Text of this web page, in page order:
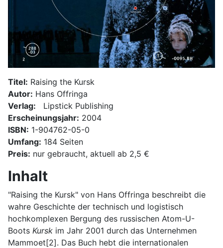
Titel: Raising the Kursk
Autor: Hans Offringa
Verlag:
Lipstick Publishing
Erscheinungsjahr: 2004
ISBN: 1-904762-05-0
Umfang: 184 Seiten
Preis: nur gebraucht, aktuell ab 2,5 €
Inhalt
"Raising the Kursk" von Hans Offringa beschreibt die
wahre Geschichte der technisch und logistisch
hochkomplexen Bergung des russischen Atom-U-
Boots Kursk im Jahr 2001 durch das Unternehmen
Mammoet[2]. Das Buch hebt die internationalen